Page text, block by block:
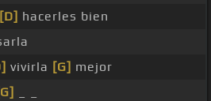
[D] hacerles bien
vivirla [G] mejor